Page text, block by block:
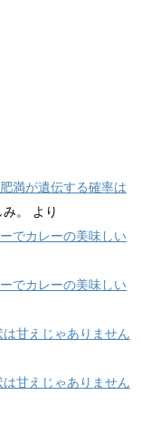
満が遺伝する確率は
。
より
でカレーの美味しい
でカレーの美味しい
甘えじゃありません
甘えじゃありません